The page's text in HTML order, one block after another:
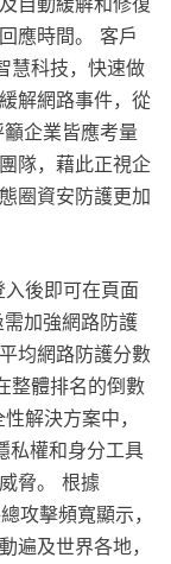
應時間。 客戶
慧科技，快速做
解網路事件，從
企業皆應考量
隊，藉此正視企
圈資安防護更加
後即可在頁面
加強網路防護
均網路防護分數
整體排名的倒數
解決方案中，
私權和身分工具
脅。 根據
攻擊頻寬顯示，
遍及世界各地，